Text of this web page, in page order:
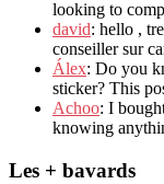
looking to
david: hello ,
conseiller sur
Álex: Do you
sticker? This
Achoo: I
knowing
Les + bavards